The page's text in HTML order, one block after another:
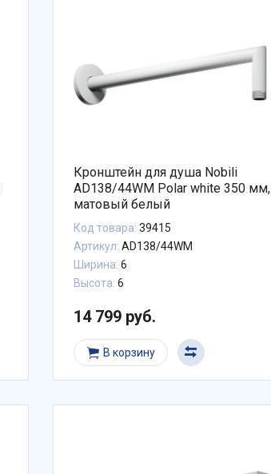
Кронштейн для душа Nobili
AD138/44WM Polar white 350 мм,
матовый белый
Код товара: 39415
Артикул: AD138/44WM
Ширина: 6
Высота: 6
14 799 руб.
В корзину